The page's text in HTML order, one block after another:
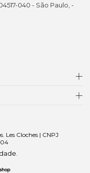
040 - São Paulo, -
Les Cloches | CNPJ